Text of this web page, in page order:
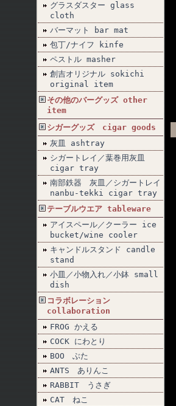
グラスダスター glass
cloth
バーマット bar mat
包丁/ナイフ kinfe
ペストル masher
創吉オリジナル sokichi
original item
その他のバーグッズ other
item
シガーグッズ cigar goods
灰皿 ashtray
シガートレイ／葉巻用灰皿
cigar tray
南部鉄器 灰皿／シガートレイ
nanbu-tekki cigar tray
テーブルウエア tableware
アイスペール／クーラー ice
bucket/wine cooler
キャンドルスタンド candle
stand
小皿／小物入れ／小鉢 small
dish
コラボレーション
collaboration
FROG かえる
COCK にわとり
BOO ぶた
ANTS ありんこ
RABBIT うさぎ
CAT ねこ